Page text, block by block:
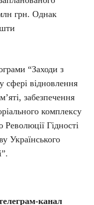
грн. Однак
“Заходи з
сфері відновлення
забезпечення
комплексу
Гідності
Українського
канал